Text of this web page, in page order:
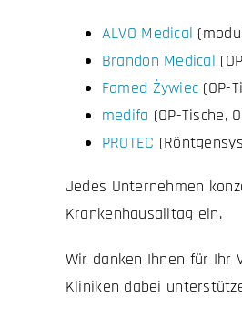
ALVO Medical
Brandon Medical
Famed Żywiec (OP-
medifa (OP-Tische,
PROTEC
Jedes Unternehmen
Krankenhausalltag ein.
Wir danken Ihnen für Ihr
Kliniken dabei